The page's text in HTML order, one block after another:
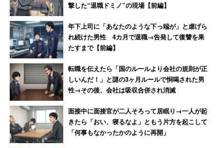
撃した“退職ドミノ”の現場【前編】
年下上司に「あなたのような下っ端が」と虐げら
れ続けた男性 4カ月で退職→告発して復讐を果
たすまで【前編】
転職を伝えたら「国のルールより会社の規則が正
しいんだ！」と謎の3ヶ月ルールで恫喝された男
性→その後、会社は吸収合併され消滅
面接中に面接官が二人そろって居眠り→一人が起
きたら「おい、寝るなよ」ともう片方を起こして
「何事もなかったかのように再開」